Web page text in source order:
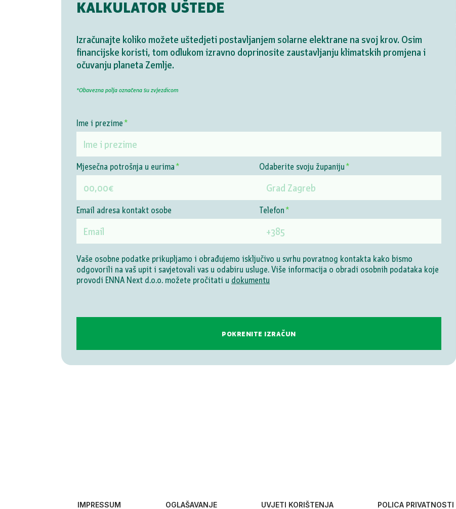
IMPRESSUM OGLAŠAVANJE UVJETI KORIŠTENJA POLICA PRIVATNOSTI